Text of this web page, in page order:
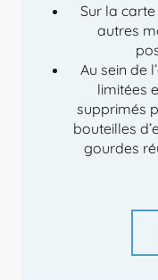
Sur la carte
autres
Au sein de
limitées
supprimés
bouteilles
gourdes